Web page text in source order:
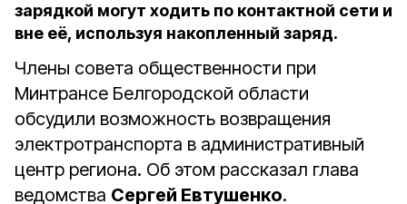
зарядкой могут ходить по контактной сети и
вне её, используя накопленный заряд.
Члены совета общественности при
Минтрансе Белгородской области
обсудили возможность возвращения
электротранспорта в административный
центр региона. Об этом рассказал глава
ведомства Сергей Евтушенко.